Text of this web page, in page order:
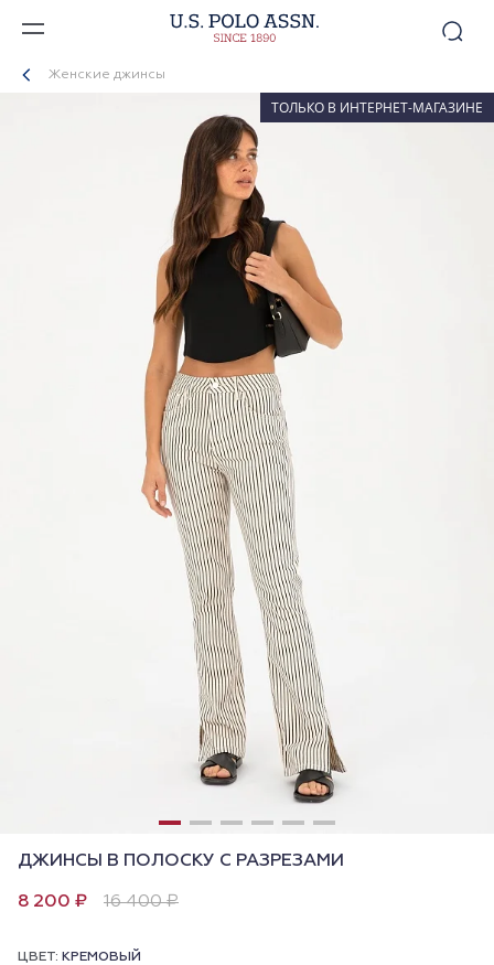
Женские джинсы
ТОЛЬКО В ИНТЕРНЕТ-МАГАЗИНЕ
ДЖИНСЫ В ПОЛОСКУ С РАЗРЕЗАМИ
8 200 ₽ 16 400 ₽
ЦВЕТ: КРЕМОВЫЙ